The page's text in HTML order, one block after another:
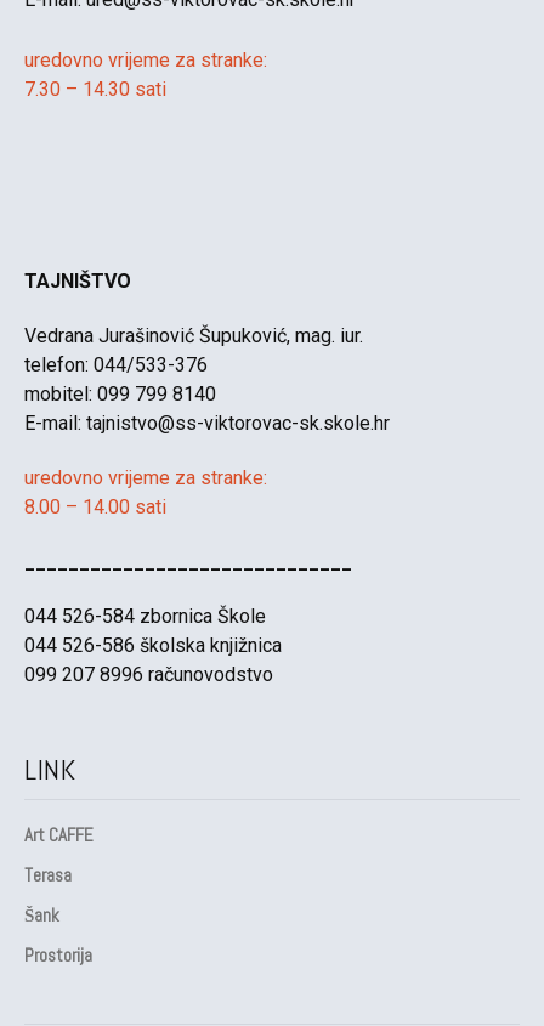
uredovno vrijeme za stranke:
7.30 – 14.30 sati
TAJNIŠTVO
Vedrana Jurašinović Šupuković, mag. iur.
telefon: 044/533-376
mobitel: 099 799 8140
E-mail: tajnistvo@ss-viktorovac-sk.skole.hr
uredovno vrijeme za stranke:
8.00 – 14.00 sati
044 526-584 zbornica Škole
044 526-586 školska knjižnica
099 207 8996 računovodstvo
LINK
Art CAFFE
Terasa
Šank
Prostorija